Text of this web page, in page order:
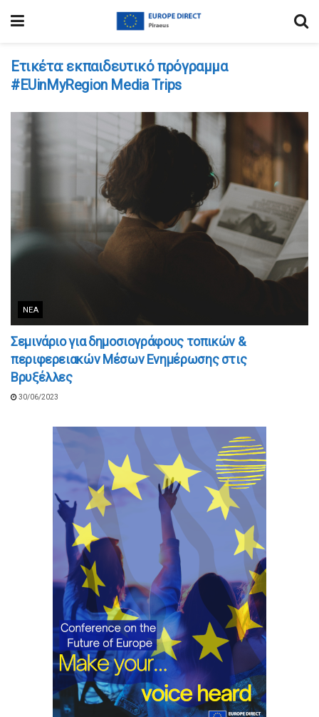
Ετικέτα: εκπαιδευτικό πρόγραμμα
#EUinMyRegion Media Trips
ΝΈΑ
Σεμινάριο για δημοσιογράφους τοπικών &
περιφερειακών Μέσων Ενημέρωσης στις
Βρυξέλλες
30/06/2023